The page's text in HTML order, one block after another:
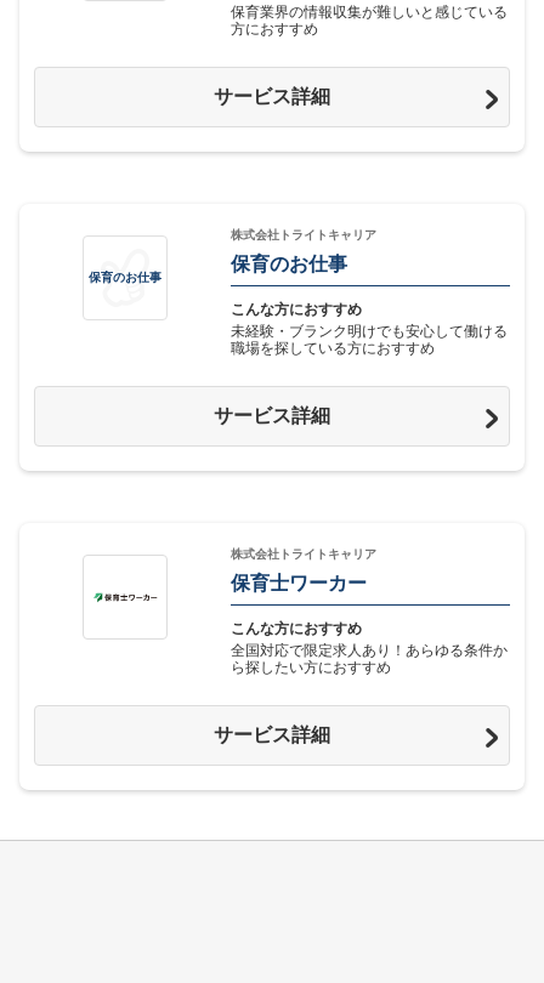
保育業界の情報収集が難しいと感じている
方におすすめ
サービス詳細
保育のお仕事
株式会社トライトキャリア
保育のお仕事
こんな方におすすめ
未経験・ブランク明けでも安心して働ける
職場を探している方におすすめ
サービス詳細
株式会社トライトキャリア
保育士ワーカー
こんな方におすすめ
全国対応で限定求人あり！あらゆる条件か
ら探したい方におすすめ
サービス詳細